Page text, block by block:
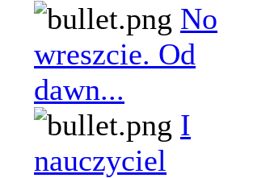
No
wreszcie. Od
dawn...
I
nauczyciel